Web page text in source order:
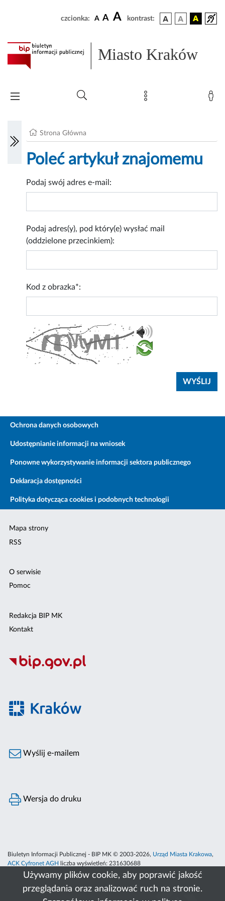
Używamy plików cookie, aby poprawić jakość
przeglądania oraz analizować ruch na stronie.
czcionka: A A A kontrast:
Miasto Kraków
Strona Główna
Poleć artykuł znajomemu
Podaj swój adres e-mail:
Podaj adres(y), pod który(e) wysłać mail
(oddzielone przecinkiem):
Kod z obrazka*:
Ochrona danych osobowych
Udostępnianie informacji na wniosek
Ponowne wykorzystywanie informacji sektora publicznego
Deklaracja dostępności
Polityka dotycząca cookies i podobnych technologii
Mapa strony
RSS
O serwisie
Pomoc
Redakcja BIP MK
Kontakt
Wyślij e-mailem
Wersja do druku
Biuletyn Informacji Publicznej - BIP MK © 2003-2026, Urząd Miasta Krakowa,
ACK Cyfronet AGH
liczba wyświetleń: 231630688